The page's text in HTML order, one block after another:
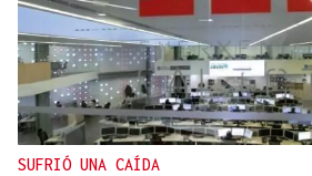
SUFRIÓ UNA CAÍDA